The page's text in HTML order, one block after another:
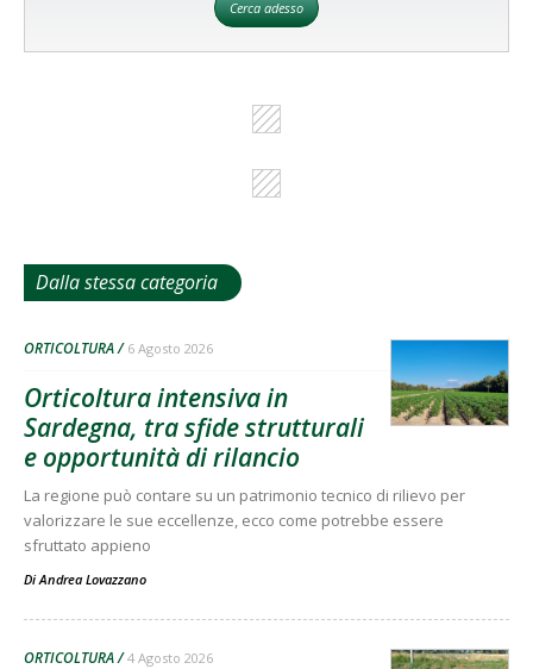
Cerca adesso
Dalla stessa categoria
ORTICOLTURA 6 Agosto 2026
Orticoltura intensiva in
Sardegna, tra sfide strutturali
e opportunità di rilancio
La regione può contare su un patrimonio tecnico di rilievo per
valorizzare le sue eccellenze, ecco come potrebbe essere
sfruttato appieno
Di Andrea Lovazzano
ORTICOLTURA 4 Agosto 2026